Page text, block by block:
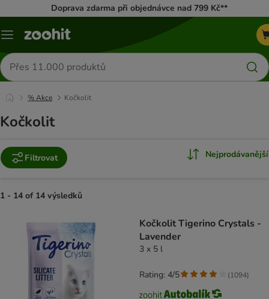
Doprava zdarma při objednávce nad 799 Kč**
Menu
Hledat
produkty
% Akce Kočkolit
Kočkolit
Filtrovat Nejprodávanější
1 - 14 of 14 výsledků
Kočkolit Tigerino Crystals -
Lavender
3 x 5 l
Rating: 4/5 (1094)